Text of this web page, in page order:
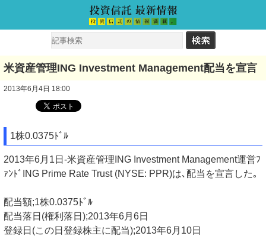
米資産管理ING Investment Management配当を宣言
2013年6月4日 18:00
1株0.0375ﾄﾞﾙ
2013年6月1日-米資産管理ING Investment Management運営ﾌ
ｧﾝﾄﾞING Prime Rate Trust (NYSE: PPR)は､配当を宣言した｡
配当額;1株0.0375ﾄﾞﾙ
配当落日(権利落日);2013年6月6日
登録日(この日登録株主に配当);2013年6月10日